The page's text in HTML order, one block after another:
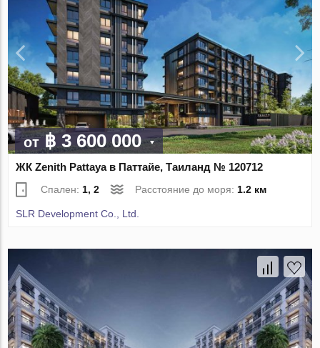
от฿ 3 600 000
ЖК Zenith Pattaya в Паттайе, Таиланд № 120712
Спален:1, 2 Расстояние до моря:1.2 км
SLR Development Co., Ltd.